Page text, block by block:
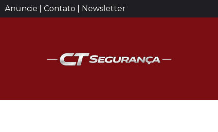
Anuncie | Contato | Newsletter